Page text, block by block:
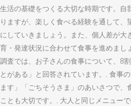
生活の基礎をつくる大切な時期です。自
りますが、楽しく食べる経験を通して、
にしていきましょう。また、個人差が大
育・発達状況に合わせて食事を進めまし
調査では、お子さんの食事について、8
とがある」と回答されています。, 食事
ます」「ごちそうさま」のあいさつで、
ことも大切です。, 大人と同じメニュー